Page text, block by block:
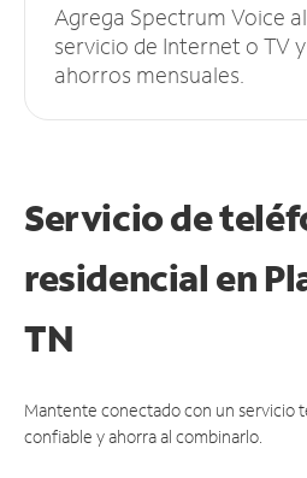
Agrega Spectrum Voice
servicio de Internet o TV
ahorros mensuales.
Servicio de
residencial en
TN
Mantente conectado con un servicio
confiable y ahorra al combinarlo.